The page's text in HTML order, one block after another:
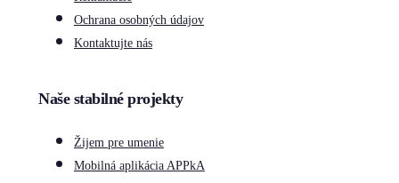
Ochrana osobných údajov
Kontaktujte nás
Naše stabilné projekty
Žijem pre umenie
Mobilná aplikácia APPkA